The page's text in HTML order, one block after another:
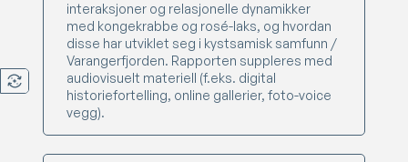
interaksjoner og relasjonelle dynamikker
med kongekrabbe og rosé-laks, og hvordan
disse har utviklet seg i kystsamisk samfunn /
Varangerfjorden. Rapporten suppleres med
audiovisuelt materiell (f.eks. digital
historiefortelling, online gallerier, foto-voice
vegg).